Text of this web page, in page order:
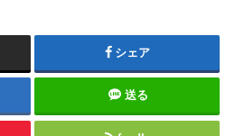
シェア
送る